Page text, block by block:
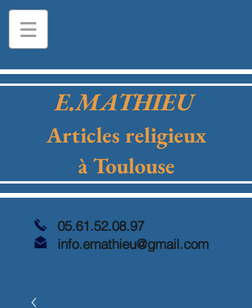
E.MATHIEU
Articles religieux
à Toulouse
05.61.52.08.97
info.emathieu@gmail.com